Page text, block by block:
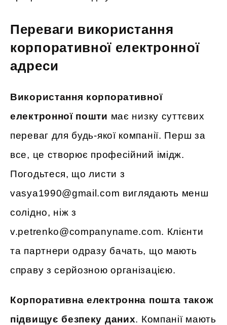
Переваги використання
корпоративної електронної
адреси
Використання корпоративної
електронної пошти має низку суттєвих
переваг для будь-якої компанії. Перш за
все, це створює професійний імідж.
Погодьтеся, що листи з
vasya1990@gmail.com виглядають менш
солідно, ніж з
v.petrenko@companyname.com. Клієнти
та партнери одразу бачать, що мають
справу з серйозною організацією.
Корпоративна електронна пошта також
підвищує безпеку даних. Компанії мають